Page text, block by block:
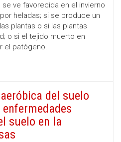
ve favorecida en el invierno
heladas; si se produce un
plantas o si las plantas
o si el tejido muerto en
el patógeno.
del suelo
suelo en la